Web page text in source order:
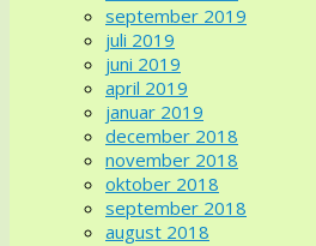
september 2019
juli 2019
juni 2019
april 2019
januar 2019
december 2018
november 2018
oktober 2018
september 2018
august 2018